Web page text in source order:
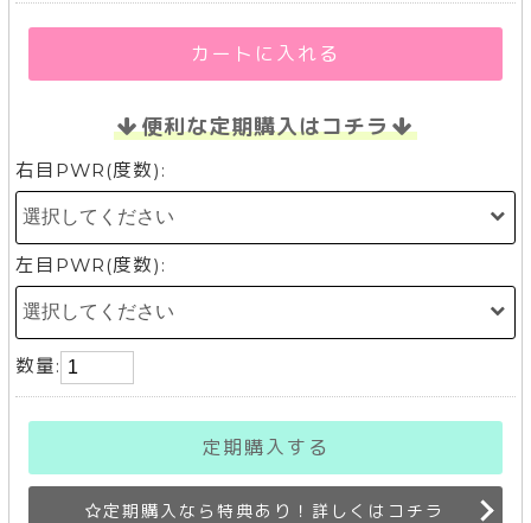
カートに入れる
便利な定期購入はコチラ
右目PWR(度数):
左目PWR(度数):
数量:
定期購入する
定期購入なら特典あり！詳しくはコチラ